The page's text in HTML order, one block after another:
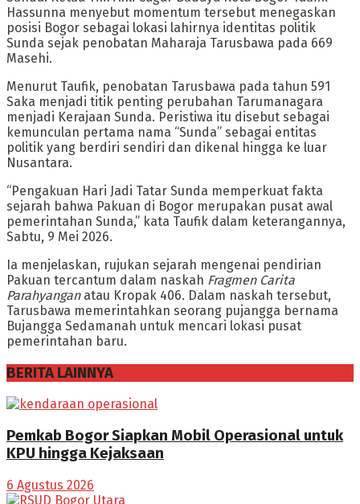
Hassunna menyebut momentum tersebut menegaskan
posisi Bogor sebagai lokasi lahirnya identitas politik
Sunda sejak penobatan Maharaja Tarusbawa pada 669
Masehi.
Menurut Taufik, penobatan Tarusbawa pada tahun 591
Saka menjadi titik penting perubahan Tarumanagara
menjadi Kerajaan Sunda. Peristiwa itu disebut sebagai
kemunculan pertama nama “Sunda” sebagai entitas
politik yang berdiri sendiri dan dikenal hingga ke luar
Nusantara.
“Pengakuan Hari Jadi Tatar Sunda memperkuat fakta
sejarah bahwa Pakuan di Bogor merupakan pusat awal
pemerintahan Sunda,” kata Taufik dalam keterangannya,
Sabtu, 9 Mei 2026.
Ia menjelaskan, rujukan sejarah mengenai pendirian
Pakuan tercantum dalam naskah Fragmen Carita
Parahyanganatau Kropak 406. Dalam naskah tersebut,
Tarusbawa memerintahkan seorang pujangga bernama
Bujangga Sedamanah untuk mencari lokasi pusat
pemerintahan baru.
BERITA LAINNYA
Pemkab Bogor Siapkan Mobil Operasional untuk
KPU hingga Kejaksaan
6 Agustus 2026